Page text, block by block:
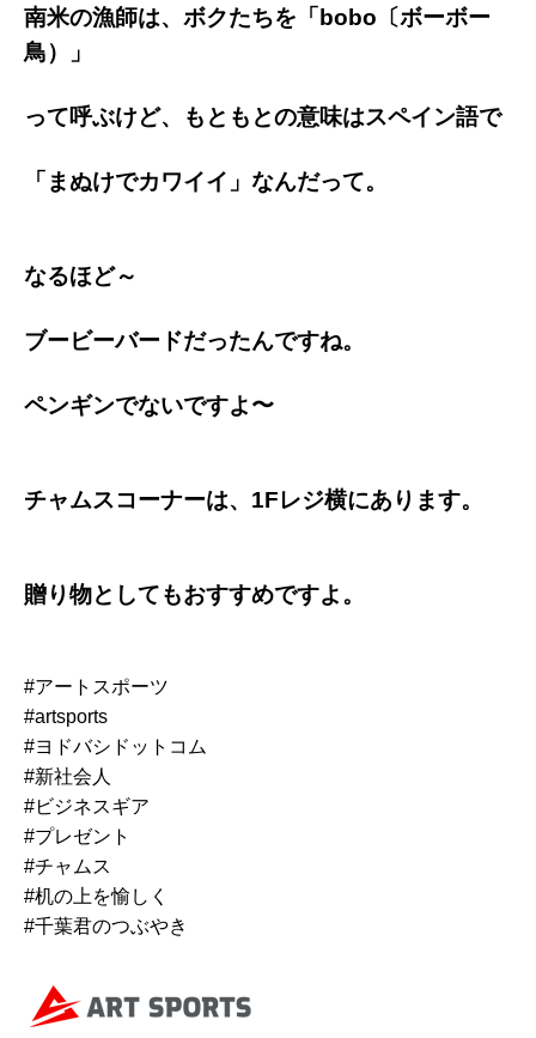
南米の漁師は、ボクたちを「bobo〔ボーボー
鳥）
」
って呼ぶけど、もともとの意味はスペイン語で
「まぬけでカワイイ」なんだって。
なるほど～
ブービーバードだったんですね。
ペンギンでないですよ〜
チャムスコーナーは、1Fレジ横にあります。
贈り物としてもおすすめですよ。
#アートスポーツ
#artsports
#ヨドバシドットコム
#新社会人
#ビジネスギア
#プレゼント
#チャムス
#机の上を愉しく
#千葉君のつぶやき